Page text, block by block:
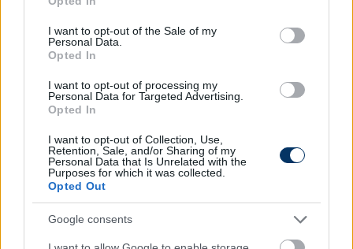
use your data for below specified purposes in below Google
consent section.
I want to opt-out of the Sale of my
Personal Data.
Opted In
I want to opt-out of processing my
Personal Data for Targeted Advertising.
Opted In
I want to opt-out of Collection, Use,
Retention, Sale, and/or Sharing of my
Personal Data that Is Unrelated with the
Purposes for which it was collected.
Opted Out
Google consents
Így a 2022/23-as idénynek is a belga tulajdonossal
vágott neki a lila-fehér klub, amely a szezon során
többször is a kieső zóna közelében állt. Az elmúlt
fordulókban viszont fontos pontokat szerzett a
csapat, így minden esélye megvan arra, hogy a
Olvastad már?